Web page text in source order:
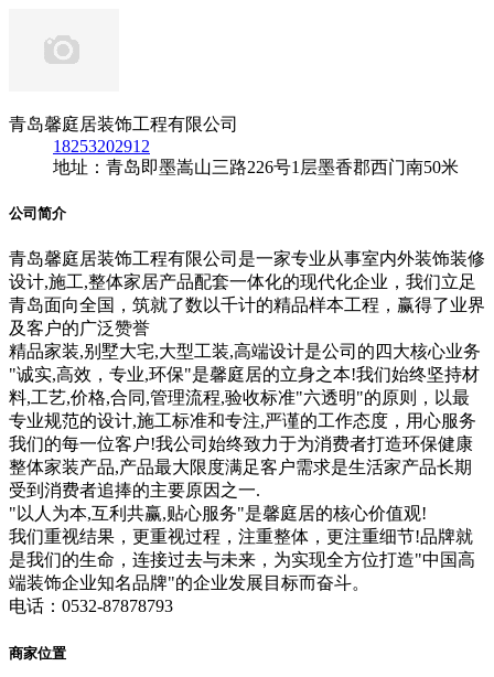
青岛馨庭居装饰工程有限公司
18253202912
地址：青岛即墨嵩山三路226号1层墨香郡西门南50米
公司简介
青岛馨庭居装饰工程有限公司是一家专业从事室内外装饰装修
设计,施工,整体家居产品配套一体化的现代化企业，我们立足
青岛面向全国，筑就了数以千计的精品样本工程，赢得了业界
及客户的广泛赞誉
精品家装,别墅大宅,大型工装,高端设计是公司的四大核心业务
"诚实,高效，专业,环保"是馨庭居的立身之本!我们始终坚持材
料,工艺,价格,合同,管理流程,验收标准"六透明"的原则，以最
专业规范的设计,施工标准和专注,严谨的工作态度，用心服务
我们的每一位客户!我公司始终致力于为消费者打造环保健康
整体家装产品,产品最大限度满足客户需求是生活家产品长期
受到消费者追捧的主要原因之一.
"以人为本,互利共赢,贴心服务"是馨庭居的核心价值观!
我们重视结果，更重视过程，注重整体，更注重细节!品牌就
是我们的生命，连接过去与未来，为实现全方位打造"中国高
端装饰企业知名品牌"的企业发展目标而奋斗。
电话：0532-87878793
商家位置